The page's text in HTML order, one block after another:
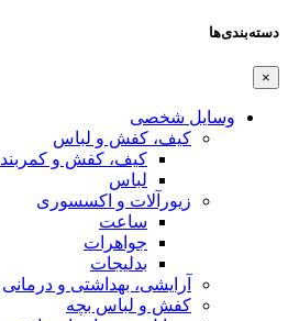
دسته‌بندی‌ها
×
وسایل شخصی
کیف، کفش و لباس
کیف، کفش و کمربند
لباس
زیورآلات و اکسسوری
ساعت
جواهرات
بدلیجات
آرایشی، بهداشتی و درمانی
کفش و لباس بچه